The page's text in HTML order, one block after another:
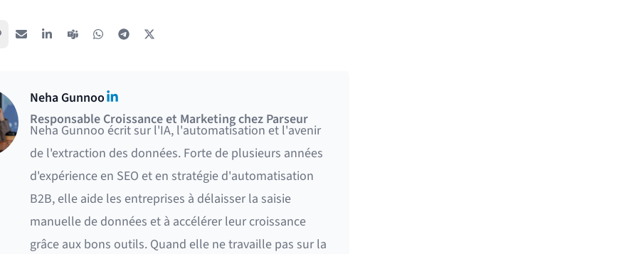
Copier le lien
E-mail LinkedInTeams WhatsAppTelegram
Neha GunnooLinkedIn
Responsable Croissance et Marketing chez Parseur
Neha Gunnoo écrit sur l'IA, l'automatisation et l'avenir
de l'extraction des données. Forte de plusieurs années
d'expérience en SEO et en stratégie d'automatisation
B2B, elle aide les entreprises à délaisser la saisie
manuelle de données et à accélérer leur croissance
grâce aux bons outils. Quand elle ne travaille pas sur la